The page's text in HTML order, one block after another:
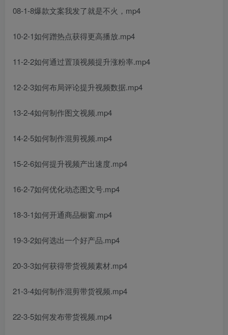
08-1-8爆款文案我发了就是不火，mp4
10-2-1如何蹭热点获得更高播放.mp4
11-2-2如何通过置顶视频提升涨粉率.mp4
12-2-3如何布局评论提升视频数据.mp4
13-2-4如何制作图文视频.mp4
14-2-5如何制作混剪视频.mp4
15-2-6如何提升视频产出速度.mp4
16-2-7如何优化动态图文号.mp4
18-3-1如何开通商品橱窗.mp4
19-3-2如何选出一个好产品.mp4
20-3-3如何获得带货视频素材.mp4
21-3-4如何制作混剪带货视频.mp4
22-3-5如何发布带货视频.mp4